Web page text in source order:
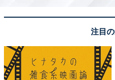
注目